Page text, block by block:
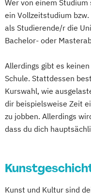
Wer von einem
ein Vollzeitstudium
als Studierende/r die
Bachelor- oder
Allerdings gibt es
Schule. Stattdessen
Kurswahl, wie
dir beispielsweise Zeit
zu jobben. Allerdings
dass du dich
Kunst und Kultur sind